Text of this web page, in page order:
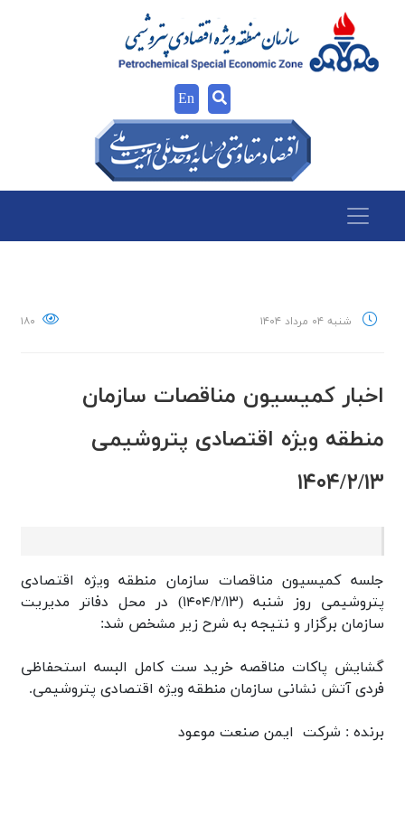
En
شنبه ۰۴ مرداد ۱۴۰۴ ۱۸۰
اخبار كميسيون مناقصات سازمان
منطقه ويژه اقتصادی پتروشيمی
۱۴۰۴/۲/۱۳
جلسه کميسيون مناقصات سازمان منطقه ويژه اقتصادی
پتروشيمی روز شنبه (۱۴۰۴/۲/۱۳) در محل دفاتر مديريت
سازمان برگزار و نتيجه به شرح زیر مشخص شد:
گشايش پاكات مناقصه خريد ست كامل البسه استحفاظی
فردی آتش نشانی سازمان منطقه ويژه اقتصادی پتروشيمی.
برنده : شركت ايمن صنعت موعود